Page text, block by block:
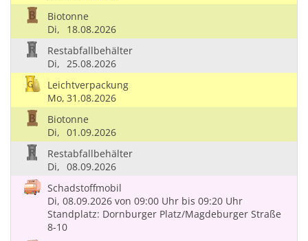
Biotonne
Di,
18.08.2026
Restabfallbehälter
Di, 25.08.2026
Leichtverpackung
Mo, 31.08.2026
Biotonne
Di, 01.09.2026
Restabfallbehälter
Di, 08.09.2026
Schadstoffmobil
Di, 08.09.2026 von 09:00 Uhr bis 09:20 Uhr
Standplatz: Dornburger Platz/Magdeburger Straße
8-10